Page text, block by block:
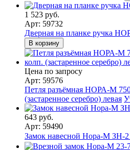
1 523 руб.
Арт: 59732
Дверная на планке ручка
В корзину
Цена по запросу
Арт: 59576
Петля разъёмная НОРА-М
(застаренное серебро) левая
643 руб.
Арт: 59490
Замок навесной Нора-М ЗН-